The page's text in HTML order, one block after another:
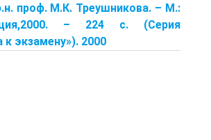
проф. М.К. Треушникова. – М.:
– 224 с. (Серия
экзамену»). 2000